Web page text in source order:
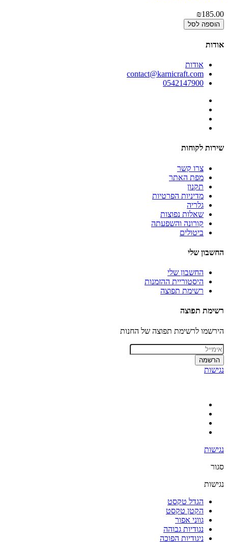
₪185.00
הוספה לסל
אודות
אודות
contact@karnicraft.com
0542147900
שירות לקוחות
צרו קשר
מפת האתר
תקנון
מדיניות הפרטיות
גלריה
שאלות נפוצות
קורונה והשפעתה
ביטולים
החשבון שלי
החשבון שלי
היסטוריית ההזמנות
רשימת תפוצה
רשימת תפוצה
הירשמו לרשימת תפוצה של החנות
הרשמה
נגישות
נגישות
סגור
נגישות
הגדל טקסט
הקטן טקסט
גווני אפור
נגודיות גבוהה
ניגודיות הפוכה